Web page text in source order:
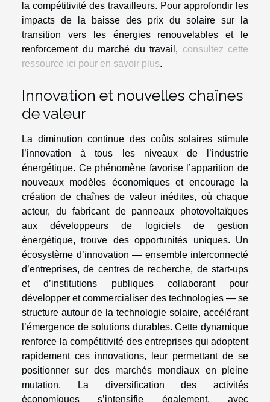
la compétitivité des travailleurs. Pour approfondir les
impacts de la baisse des prix du solaire sur la
transition vers les énergies renouvelables et le
renforcement du marché du travail, consultez cette
ressource ici pour en savoir plus.
Innovation et nouvelles chaînes
de valeur
La diminution continue des coûts solaires stimule
l’innovation à tous les niveaux de l’industrie
énergétique. Ce phénomène favorise l’apparition de
nouveaux modèles économiques et encourage la
création de chaînes de valeur inédites, où chaque
acteur, du fabricant de panneaux photovoltaïques
aux développeurs de logiciels de gestion
énergétique, trouve des opportunités uniques. Un
écosystème d’innovation — ensemble interconnecté
d’entreprises, de centres de recherche, de start-ups
et d’institutions publiques collaborant pour
développer et commercialiser des technologies — se
structure autour de la technologie solaire, accélérant
l’émergence de solutions durables. Cette dynamique
renforce la compétitivité des entreprises qui adoptent
rapidement ces innovations, leur permettant de se
positionner sur des marchés mondiaux en pleine
mutation. La diversification des activités
économiques s’intensifie également, avec